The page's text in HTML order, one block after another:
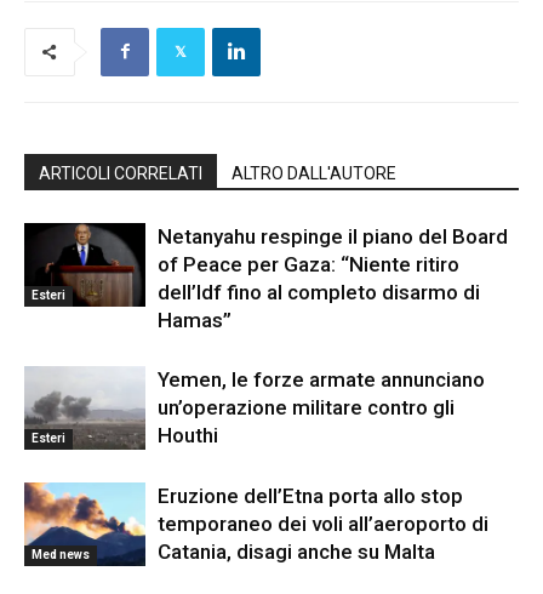
ARTICOLI CORRELATI ALTRO DALL'AUTORE
Esteri
Netanyahu respinge il piano del Board
of Peace per Gaza: “Niente ritiro
dell’Idf fino al completo disarmo di
Hamas”
Esteri
Yemen, le forze armate annunciano
un’operazione militare contro gli
Houthi
Med news
Eruzione dell’Etna porta allo stop
temporaneo dei voli all’aeroporto di
Catania, disagi anche su Malta